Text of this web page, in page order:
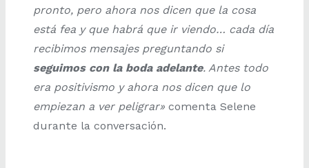
pronto, pero ahora nos dicen que la cosa
está fea y que habrá que ir viendo… cada día
recibimos mensajes preguntando si
seguimos con la boda adelante. Antes todo
era positivismo y ahora nos dicen que lo
empiezan a ver peligrar» comenta Selene
durante la conversación.